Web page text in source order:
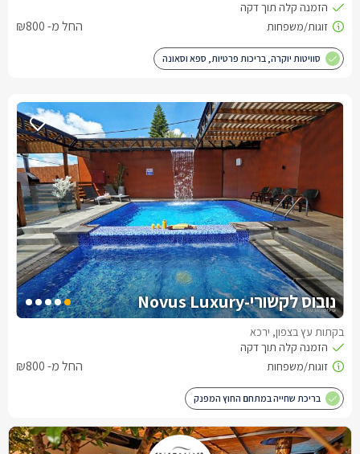
החל מ- ₪800
סוויטות יוקרה, בריכות פרטיות, ספא וסאונה
נובוס לקשורי-Novus Luxury
בקתות עץ בצפון, ירכא
החל מ- ₪800
בריכת שחייה במתחם החוץ המפנק